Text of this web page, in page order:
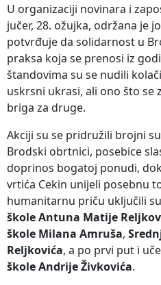
U organizaciji novinara i
jučer, 28. ožujka, održana je
potvrđuje da solidarnost u
praksa koja se prenosi iz
štandovima su se nudili
uskrsni ukrasi, ali ono što se
briga za druge.
Akciji su se pridružili brojni
Brodski obrtnici, posebice
doprinos bogatoj ponudi,
vrtića Cekin unijeli posebnu
humanitarnu priču uključili
škole Antuna Matije
škole Milana Amruša,
Reljkovića, a po prvi put i
škole Andrije Živkovića.